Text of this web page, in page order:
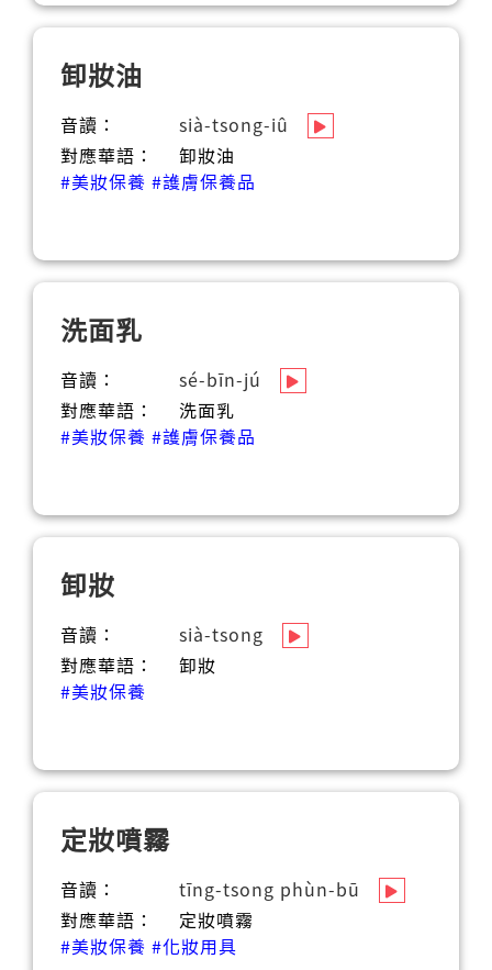
卸妝油
音讀：
sià-tsong-iû
對應華語：
卸妝油
#美妝保養 #護膚保養品
洗面乳
音讀：
sé-bīn-jú
對應華語：
洗面乳
#美妝保養 #護膚保養品
卸妝
音讀：
sià-tsong
對應華語：
卸妝
#美妝保養
定妝噴霧
音讀：
tīng-tsong phùn-bū
對應華語：
定妝噴霧
#美妝保養 #化妝用具